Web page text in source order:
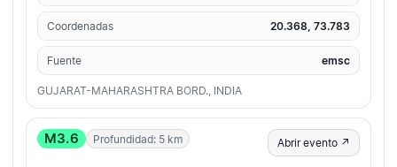
Coordenadas 20.368, 73.783
Fuente emsc
GUJARAT-MAHARASHTRA BORD., INDIA
M3.6 Profundidad: 5 km Abrir evento ↗